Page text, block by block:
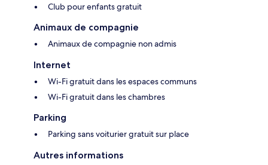
Club pour enfants gratuit
Animaux de compagnie
Animaux de compagnie non admis
Internet
Wi-Fi gratuit dans les espaces communs
Wi-Fi gratuit dans les chambres
Parking
Parking sans voiturier gratuit sur place
Autres informations